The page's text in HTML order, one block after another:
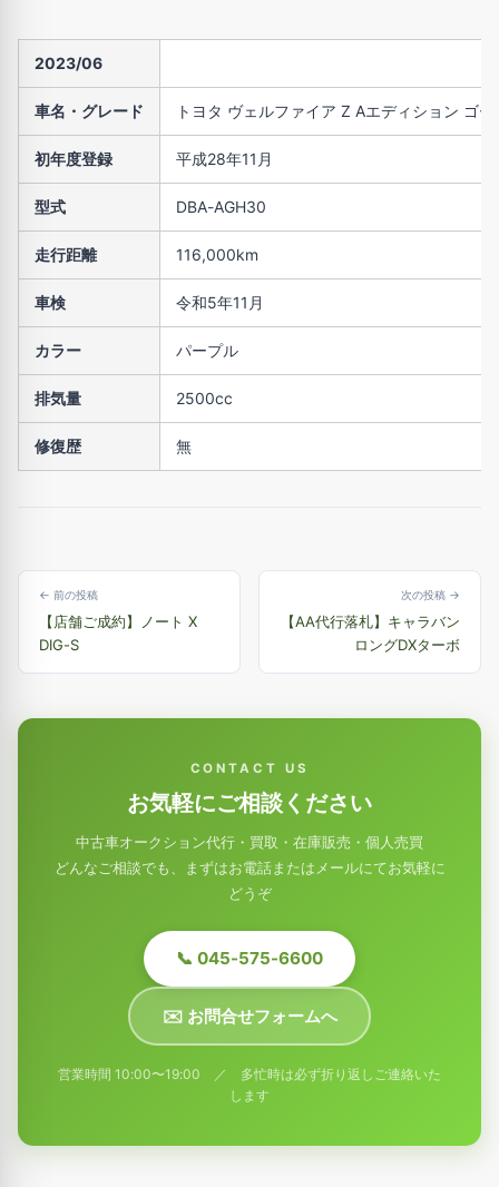
2023/06
車名・グレード トヨタ ヴェルファイア Z Aエディション ゴ
初年度登録 平成28年11月
型式 DBA-AGH30
走行距離 116,000km
車検 令和5年11月
カラー パープル
排気量 2500cc
修復歴 無
← 前の投稿
【店舗ご成約】ノート X
DIG-S
次の投稿 →
【AA代行落札】キャラバン
ロングDXターボ
CONTACT US
お気軽にご相談ください
中古車オークション代行・買取・在庫販売・個人売買
どんなご相談でも、まずはお電話またはメールにてお気軽に
どうぞ
📞 045-575-6600
✉️ お問合せフォームへ
営業時間 10:00〜19:00 ／ 多忙時は必ず折り返しご連絡いた
します